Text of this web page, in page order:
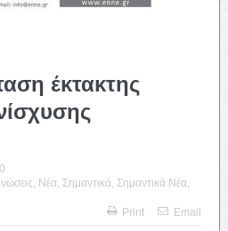
έκτακτης
Νέα Σημαντικά Σημαντικά Νέα
Print
Email